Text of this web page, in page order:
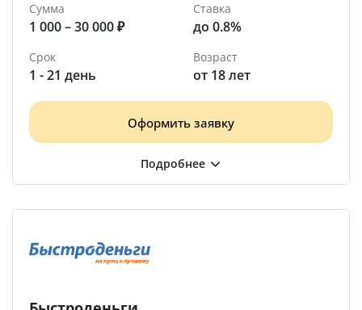
Сумма
1 000 – 30 000 ₽
Ставка
до 0.8%
Срок
1 - 21 день
Возраст
от 18 лет
Оформить заявку